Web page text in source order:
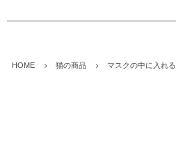
HOME 猫の商品 マスクの中に入れ